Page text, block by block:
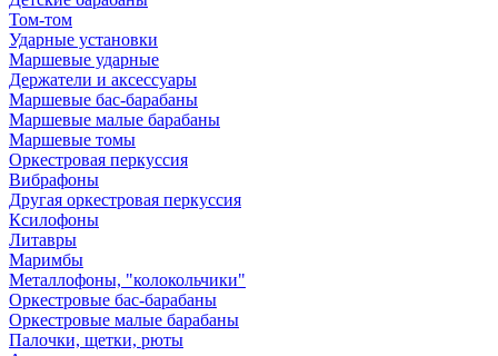
Том-том
Ударные установки
Маршевые ударные
Держатели и аксессуары
Маршевые бас-барабаны
Маршевые малые барабаны
Маршевые томы
Оркестровая перкуссия
Вибрафоны
Другая оркестровая перкуссия
Ксилофоны
Литавры
Маримбы
Металлофоны, "колокольчики"
Оркестровые бас-барабаны
Оркестровые малые барабаны
Палочки, щетки, рюты